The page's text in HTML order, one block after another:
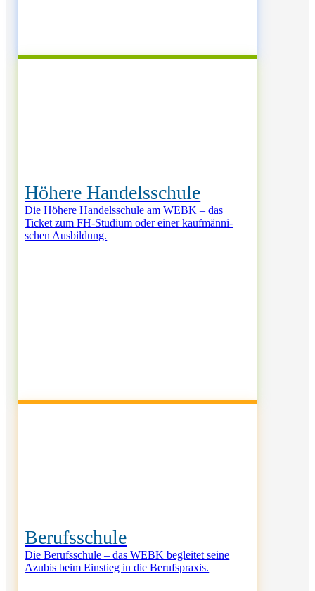
Höhere Handelsschule
Die Hö­he­re Han­dels­schu­le am WEBK – das
Ticket zum FH-­Stu­di­um oder ei­ner kauf­män­ni­
schen Aus­bil­dung.
Berufsschule
Die Be­rufs­schu­le – das WEBK be­glei­tet seine
Azu­bis beim Ein­stieg in die Be­rufs­praxis.